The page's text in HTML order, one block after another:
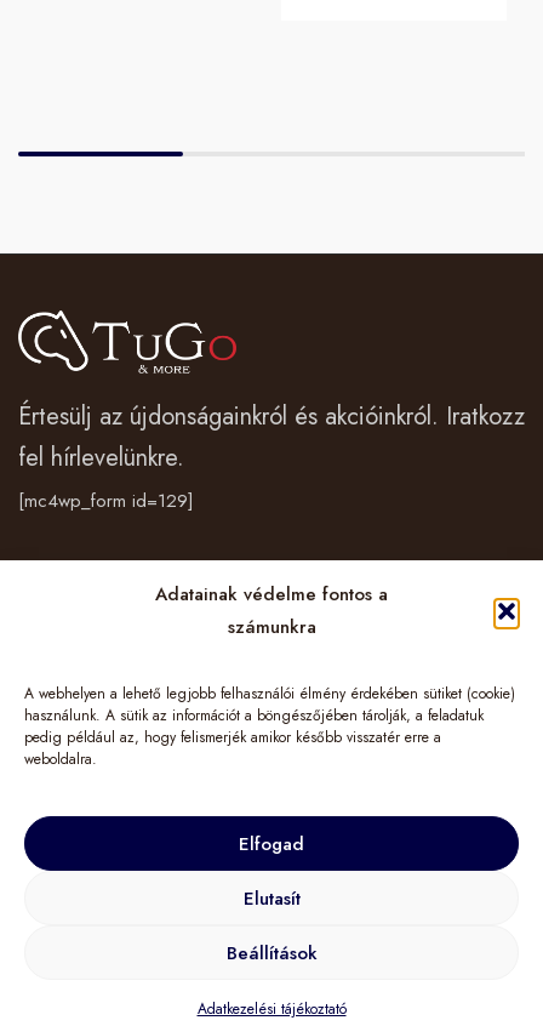
Adatainak védelme fontos a
számunkra
A webhelyen a lehető legjobb felhasználói élmény érdekében sütiket (cookie)
használunk. A sütik az információt a böngészőjében tárolják, a feladatuk
pedig például az, hogy felismerjék amikor később visszatér erre a
weboldalra.
Elfogad
Elutasít
Beállítások
Adatkezelési tájékoztató
Értesülj az újdonságainkról és akcióinkról. Iratkozz
fel hírlevelünkre.
[mc4wp_form id=129]
Információk
© 2024 TuGo&More – LIMINIS HUNGARY Kft. Minden jog fenntartva!